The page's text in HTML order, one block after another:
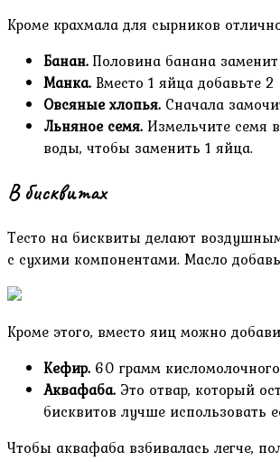
Кроме крахмала для сырников
Банан. Половина банана
Манка. Вместо 1 яйца добавьте
Овсяные хлопья. Сначала
Льняное семя. Измельчите семя
воды, чтобы заменить 1 яйца.
В бисквитах
Тесто на бисквиты делают
с сухими компонентами. Масло
Кроме этого, вместо яиц можно
Кефир. 60 грамм
Аквафаба. Это отвар, который
бисквитов лучше использовать
Чтобы аквафаба взбивалась легче,